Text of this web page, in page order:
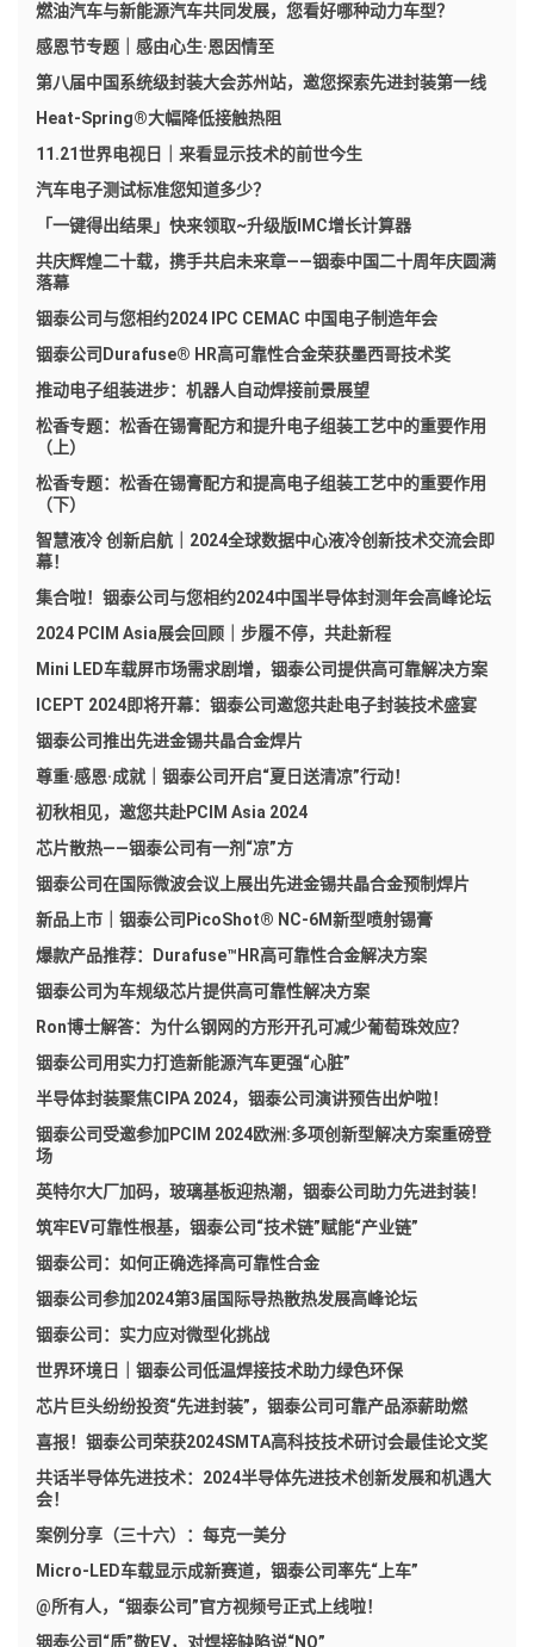
燃油汽车与新能源汽车共同发展，您看好哪种动力车型？
感恩节专题｜感由心生·恩因情至
第八届中国系统级封装大会苏州站，邀您探索先进封装第一线
Heat-Spring®大幅降低接触热阻
11.21世界电视日｜来看显示技术的前世今生
汽车电子测试标准您知道多少？
「一键得出结果」快来领取~升级版IMC增长计算器
共庆辉煌二十载，携手共启未来章——铟泰中国二十周年庆圆满
落幕
铟泰公司与您相约2024 IPC CEMAC 中国电子制造年会
铟泰公司Durafuse® HR高可靠性合金荣获墨西哥技术奖
推动电子组装进步：机器人自动焊接前景展望
松香专题：松香在锡膏配方和提升电子组装工艺中的重要作用
（上）
松香专题：松香在锡膏配方和提高电子组装工艺中的重要作用
（下）
智慧液冷 创新启航｜2024全球数据中心液冷创新技术交流会即
幕！
集合啦！铟泰公司与您相约2024中国半导体封测年会高峰论坛
2024 PCIM Asia展会回顾｜步履不停，共赴新程
Mini LED车载屏市场需求剧增，铟泰公司提供高可靠解决方案
ICEPT 2024即将开幕：铟泰公司邀您共赴电子封装技术盛宴
铟泰公司推出先进金锡共晶合金焊片
尊重·感恩·成就｜铟泰公司开启“夏日送清凉”行动！
初秋相见，邀您共赴PCIM Asia 2024
芯片散热——铟泰公司有一剂“凉”方
铟泰公司在国际微波会议上展出先进金锡共晶合金预制焊片
新品上市｜铟泰公司PicoShot® NC-6M新型喷射锡膏
爆款产品推荐：Durafuse™HR高可靠性合金解决方案
铟泰公司为车规级芯片提供高可靠性解决方案
Ron博士解答：为什么钢网的方形开孔可减少葡萄珠效应？
铟泰公司用实力打造新能源汽车更强“心脏”
半导体封装聚焦CIPA 2024，铟泰公司演讲预告出炉啦！
铟泰公司受邀参加PCIM 2024欧洲:多项创新型解决方案重磅登
场
英特尔大厂加码，玻璃基板迎热潮，铟泰公司助力先进封装！
筑牢EV可靠性根基，铟泰公司“技术链”赋能“产业链”
铟泰公司：如何正确选择高可靠性合金
铟泰公司参加2024第3届国际导热散热发展高峰论坛
铟泰公司：实力应对微型化挑战
世界环境日｜铟泰公司低温焊接技术助力绿色环保
芯片巨头纷纷投资“先进封装”，铟泰公司可靠产品添薪助燃
喜报！铟泰公司荣获2024SMTA高科技技术研讨会最佳论文奖
共话半导体先进技术：2024半导体先进技术创新发展和机遇大
会！
案例分享（三十六）：每克一美分
Micro-LED车载显示成新赛道，铟泰公司率先“上车”
@所有人，“铟泰公司”官方视频号正式上线啦！
铟泰公司“质”敬EV，对焊接缺陷说“NO”